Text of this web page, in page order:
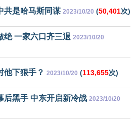
共是哈马斯同谋 2023/10/20 (50,401次)
绝 一家六口齐三退 2023/10/20
他下狠手？ 2023/10/20 (113,655次)
后黑手 中东开启新冷战 2023/10/20